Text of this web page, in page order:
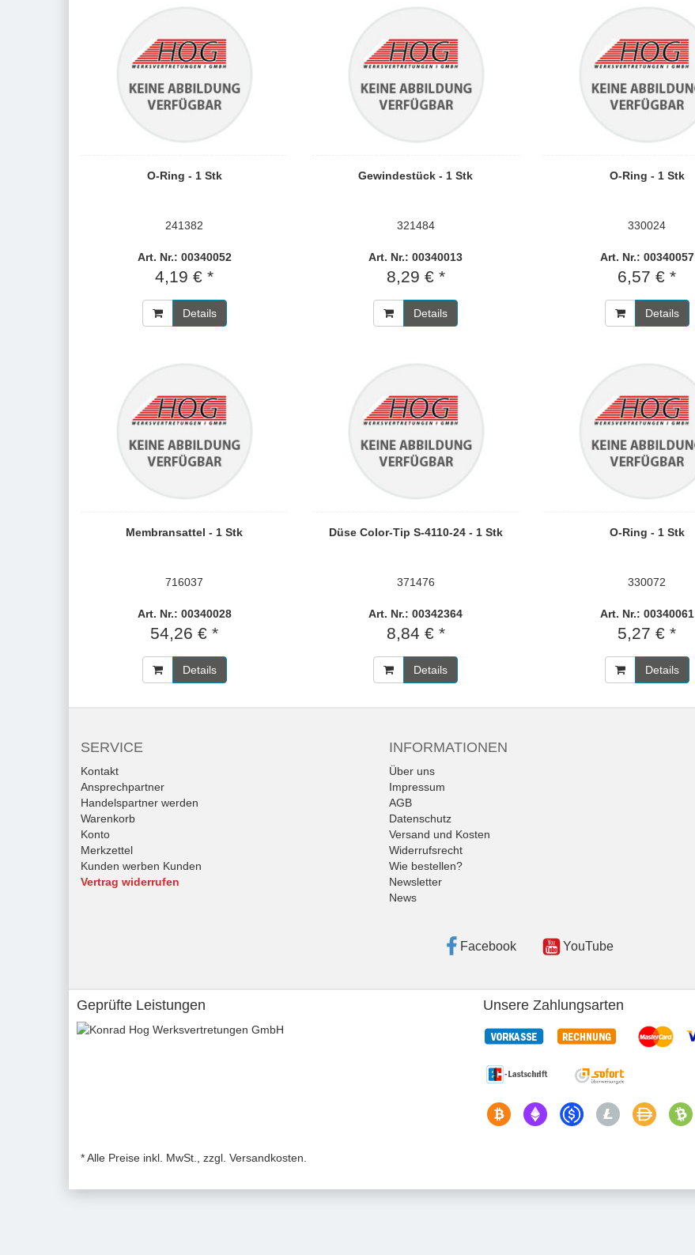
O-Ring - 1 Stk
241382
Art. Nr.: 00340052
4,19 € *
Details
Gewindestück - 1 Stk
321484
Art. Nr.: 00340013
8,29 € *
Details
O-Ring - 1 Stk
330024
Art. Nr.: 00340057
6,57 € *
Details
Membransattel - 1 Stk
716037
Art. Nr.: 00340028
54,26 € *
Details
Düse Color-Tip S-4110-24 - 1 Stk
371476
Art. Nr.: 00342364
8,84 € *
Details
O-Ring - 1 Stk
330072
Art. Nr.: 00340061
5,27 € *
Details
SERVICE
Kontakt
Ansprechpartner
Handelspartner werden
Warenkorb
Konto
Merkzettel
Kunden werben Kunden
Vertrag widerrufen
INFORMATIONEN
Über uns
Impressum
AGB
Datenschutz
Versand und Kosten
Widerrufsrecht
Wie bestellen?
Newsletter
News
Facebook YouTube
Geprüfte Leistungen Unsere Zahlungsarten
* Alle Preise inkl. MwSt., zzgl. Versandkosten.